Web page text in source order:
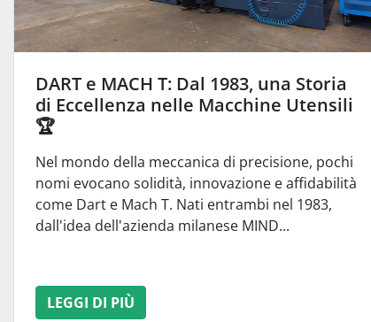
DART e MACH T: Dal 1983, una Storia
di Eccellenza nelle Macchine Utensili
🏆
Nel mondo della meccanica di precisione, pochi
nomi evocano solidità, innovazione e affidabilità
come Dart e Mach T. Nati entrambi nel 1983,
dall'idea dell'azienda milanese MIND...
LEGGI DI PIÙ